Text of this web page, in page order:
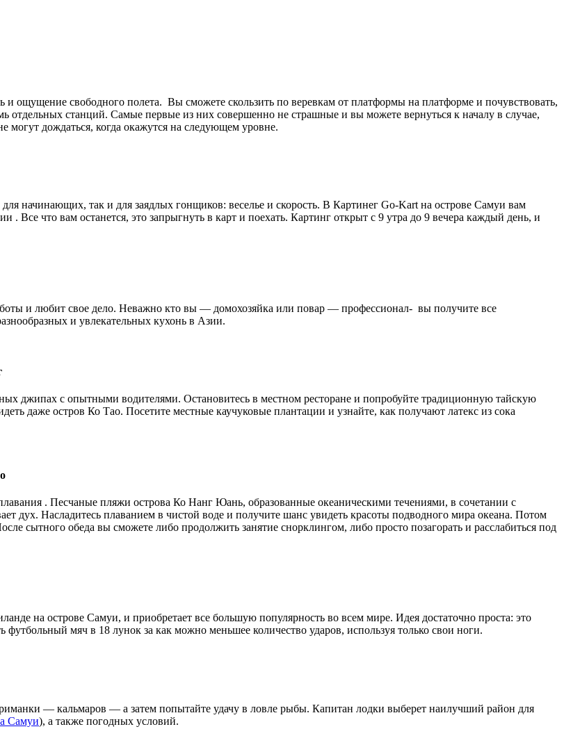
ощущение свободного полета. Вы сможете скользить по веревкам от платформы на платформе и почувствовать,
отдельных станций. Самые первые из них совершенно не страшные и вы можете вернуться к началу в случае,
могут дождаться, когда окажутся на следующем уровне.
начинающих, так и для заядлых гонщиков: веселье и скорость. В Картинег Go-Kart на острове Самуи вам
. Все что вам останется, это запрыгнуть в карт и поехать. Картинг открыт с 9 утра до 9 вечера каждый день, и
и любит свое дело. Неважно кто вы — домохозяйка или повар — профессионал- вы получите все
и увлекательных кухонь в Азии.
джипах с опытными водителями. Остановитесь в местном ресторане и попробуйте традиционную тайскую
даже остров Ко Тао. Посетите местные каучуковые плантации и узнайте, как получают латекс из сока
. Песчаные пляжи острова Ко Нанг Юань, образованные океаническими течениями, в сочетании с
дух. Насладитесь плаванием в чистой воде и получите шанс увидеть красоты подводного мира океана. Потом
сытного обеда вы сможете либо продолжить занятие снорклингом, либо просто позагорать и расслабиться под
на острове Самуи, и приобретает все большую популярность во всем мире. Идея достаточно проста: это
мяч в 18 лунок за как можно меньшее количество ударов, используя только свои ноги.
— кальмаров — а затем попытайте удачу в ловле рыбы. Капитан лодки выберет наилучший район для
Самуи), а также погодных условий.